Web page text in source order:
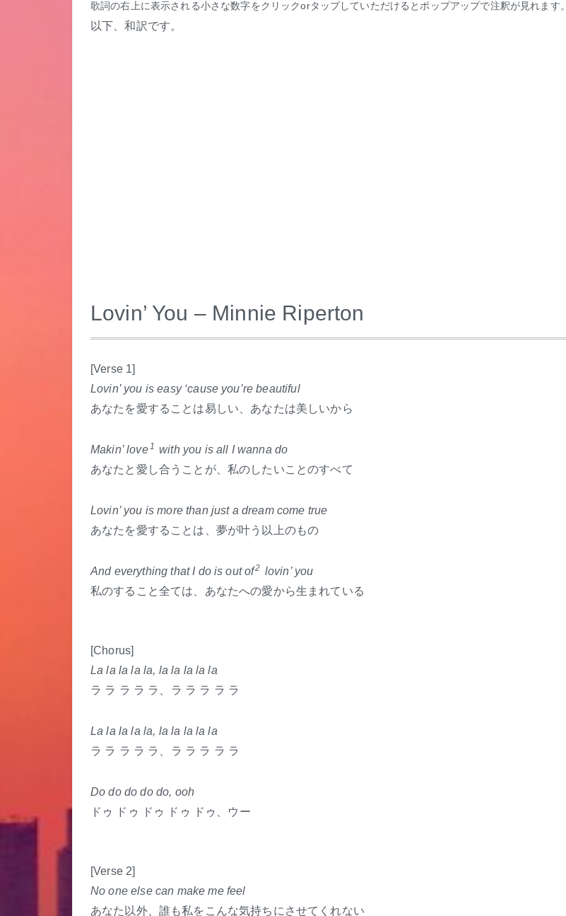
歌詞の右上に表示される小さな数字をクリックorタップしていただけるとポップアップで注釈が見れます。
以下、和訳です。
Lovin’ You – Minnie Riperton
[Verse 1]
Lovin’ you is easy ‘cause you’re beautiful
あなたを愛することは易しい、あなたは美しいから
Makin’ love1 with you is all I wanna do
あなたと愛し合うことが、私のしたいことのすべて
Lovin’ you is more than just a dream come true
あなたを愛することは、夢が叶う以上のもの
And everything that I do is out of2 lovin’ you
私のすること全ては、あなたへの愛から生まれている
[Chorus]
La la la la la, la la la la la
ラ ラ ラ ラ ラ、ラ ラ ラ ラ ラ
La la la la la, la la la la la
ラ ラ ラ ラ ラ、ラ ラ ラ ラ ラ
Do do do do do, ooh
ドゥ ドゥ ドゥ ドゥ ドゥ、ウー
[Verse 2]
No one else can make me feel
あなた以外、誰も私をこんな気持ちにさせてくれない